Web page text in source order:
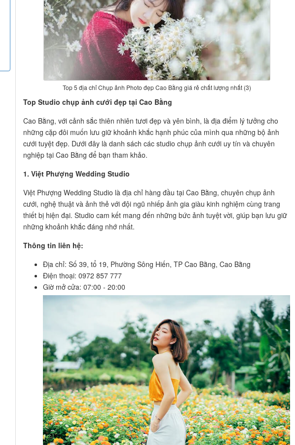
Top 5 địa chỉ Chụp ảnh Photo đẹp Cao Bằng giá rẻ chất lượng nhất (3)
Top Studio chụp ảnh cưới đẹp tại Cao Bằng
Cao Bằng, với cảnh sắc thiên nhiên tươi đẹp và yên bình, là địa điểm lý tưởng cho
những cặp đôi muốn lưu giữ khoảnh khắc hạnh phúc của mình qua những bộ ảnh
cưới tuyệt đẹp. Dưới đây là danh sách các studio chụp ảnh cưới uy tín và chuyên
nghiệp tại Cao Bằng để bạn tham khảo.
1. Việt Phượng Wedding Studio
Việt Phượng Wedding Studio là địa chỉ hàng đầu tại Cao Bằng, chuyên chụp ảnh
cưới, nghệ thuật và ảnh thẻ với đội ngũ nhiếp ảnh gia giàu kinh nghiệm cùng trang
thiết bị hiện đại. Studio cam kết mang đến những bức ảnh tuyệt vời, giúp bạn lưu giữ
những khoảnh khắc đáng nhớ nhất.
Thông tin liên hệ:
Địa chỉ: Số 39, tổ 19, Phường Sông Hiến, TP Cao Bằng, Cao Bằng
Điện thoại: 0972 857 777
Giờ mở cửa: 07:00 - 20:00